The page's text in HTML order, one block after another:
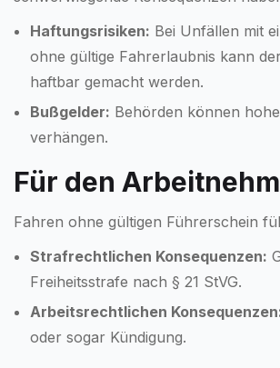
Haftungsrisiken: Bei Unfällen mit
ohne gültige Fahrerlaubnis kann
haftbar gemacht werden.
Bußgelder: Behörden können
verhängen.
Für den
Fahren ohne gültigen Führerschein
Strafrechtlichen Konsequenzen:
Freiheitsstrafe nach § 21 StVG.
Arbeitsrechtlichen
oder sogar Kündigung.